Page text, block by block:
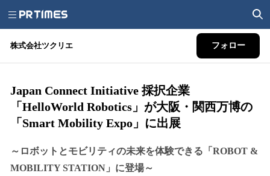
株式会社ツクリエ フォロー
Japan Connect Initiative 採択企業
「HelloWorld Robotics」が大阪・関西万博の
「Smart Mobility Expo」に出展
～ロボットとモビリティの未来を体験できる「ROBOT &
MOBILITY STATION」に登場～